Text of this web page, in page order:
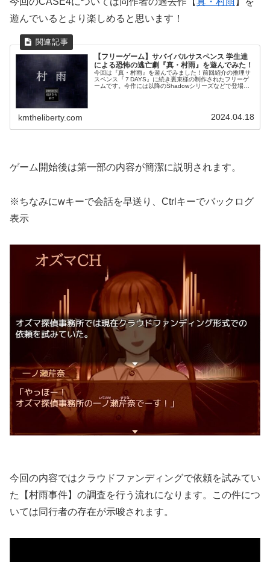
遊んでいるとより楽しめると思います！
【フリーゲーム】サバイバルサスペンス 学生達
による恐怖の逃亡劇『真・村雨』を遊んでみた！
今回は『真・村雨』を遊んでみました！前回紹介の推理サ
スペンス『７DAYS』に続き裏束様の制作されたフリーゲ
ームです。今作には以降のShadowシリーズなどで登場す
kmtheliberty.com 2024.04.18
ゲーム開始後は第一部の内容が簡潔に説明されます。
※ちなみにwキーで会話を早送り、Ctrlキーでバックログ
表示
今回の内容ではクラウドファンディングで依頼を試みてい
た【村雨事件】の調査を行う流れになります。この件につ
いては同行者の存在が示唆されます。